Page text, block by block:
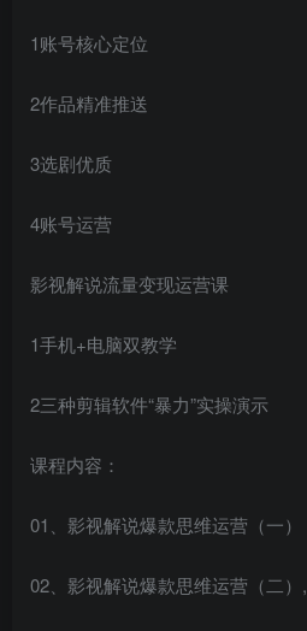
1账号核心定位
2作品精准推送
3选剧优质
4账号运营
影视解说流量变现运营课
1手机+电脑双教学
2三种剪辑软件“暴力”实操演示
课程内容：
01、影视解说爆款思维运营（一）
02、影视解说爆款思维运营（二）,